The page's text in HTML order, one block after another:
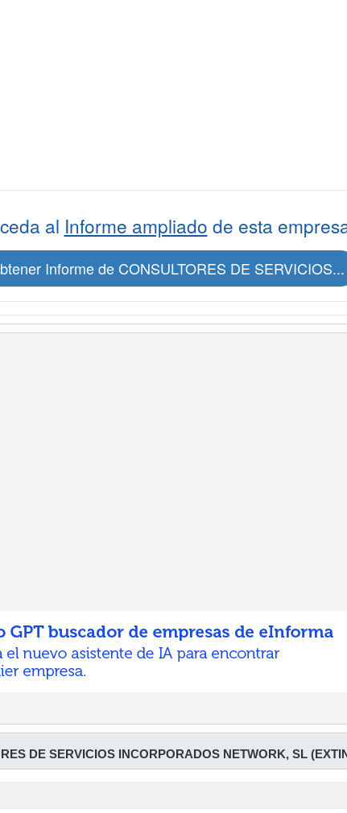
al Informe ampliado de esta
Informe de CONSULTORES DE SERVICIOS...
DE SERVICIOS INCORPORADOS NETWORK, SL